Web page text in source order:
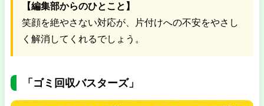
【編集部からのひとこと】
笑顔を絶やさない対応が、片付けへの不安をやさし
く解消してくれるでしょう。
「ゴミ回収バスターズ」